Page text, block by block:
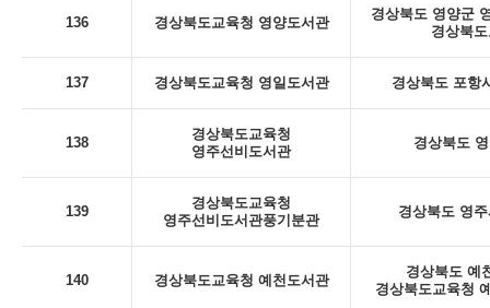
136 경상북도교육청 영양도서관
경상북도 영양군
경상북
137 경상북도교육청 영일도서관 경상북도 포항
138
경상북도교육청
영주선비도서관
경상북도
139
경상북도교육청
영주선비도서관풍기분관
경상북도 영
140 경상북도교육청 예천도서관
경상북도 예
경상북도교육청